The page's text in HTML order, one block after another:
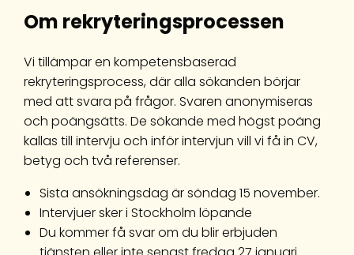
Om rekryteringsprocessen
Vi tillämpar en kompetensbaserad
rekryteringsprocess, där alla sökanden börjar
med att svara på frågor. Svaren anonymiseras
och poängsätts. De sökande med högst poäng
kallas till intervju och inför intervjun vill vi få in CV,
betyg och två referenser.
Sista ansökningsdag är söndag 15 november.
Intervjuer sker i Stockholm löpande
Du kommer få svar om du blir erbjuden